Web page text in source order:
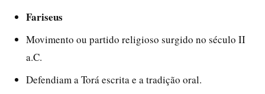
Fariseus
Movimento ou partido religioso surgido no século II
a.C.
Defendiam a Torá escrita e a tradição oral.